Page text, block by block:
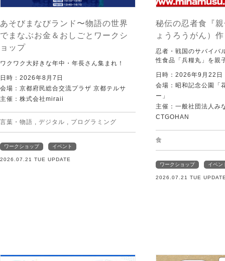
あそびまなびランド〜物語の世界
でまなぶお金＆おしごとワークシ
ョップ
ワクワク大好きな年中・年長さん集まれ！
日時：2026年8月7日
会場：京都府民総合交流プラザ 京都テルサ
主催：株式会社miraii
言葉・物語 デジタル プログラミング
ワークショップ イベント
2026.07.21 TUE UPDATE
秘伝の忍者食『
ょうろうがん）
忍者・戦国のサバイバ
性食品「兵糧丸」を親
日時：2026年9月22日
会場：昭和記念公園「
ー」
主催：一般社団法人み
CTGOHAN
食
ワークショップ イベン
2026.07.21 TUE